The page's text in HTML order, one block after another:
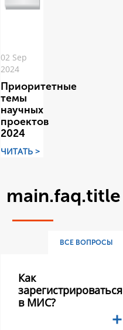
02 Sep
2024
Приоритетные
темы
научных
проектов
2024
ЧИТАТЬ >
main.faq.title
ВСЕ ВОПРОСЫ
Как
зарегистрироваться
в МИС?